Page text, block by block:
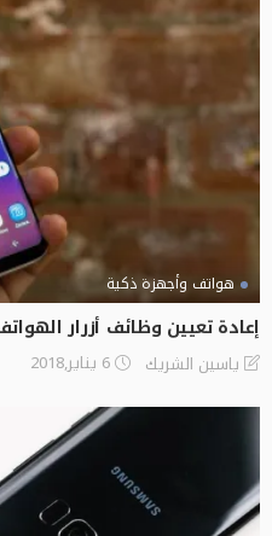
هواتف وأجهزة ذكية
إعادة تعيين وظائف أزرار
ياسين الشريك 6 يناير,2018